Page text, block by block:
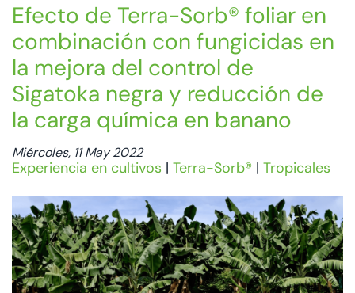
Efecto de Terra-Sorb® foliar en
combinación con fungicidas en
la mejora del control de
Sigatoka negra y reducción de
la carga química en banano
Miércoles, 11 May 2022
Experiencia en cultivos | Terra-Sorb® | Tropicales